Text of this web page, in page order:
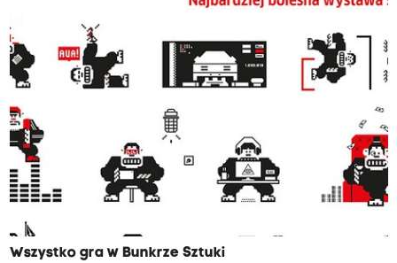
Wszystko gra w Bunkrze Sztuki